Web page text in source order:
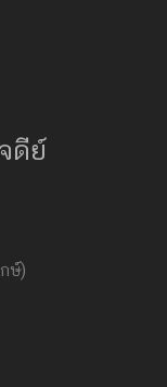
ดีย์
ษ์)